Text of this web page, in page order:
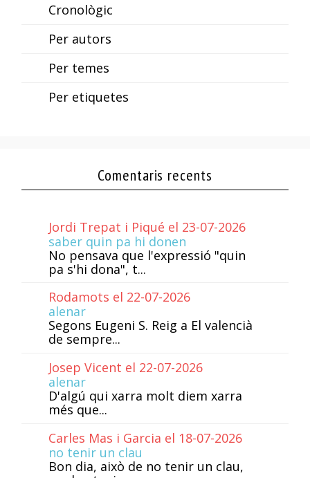
Cronològic
Per autors
Per temes
Per etiquetes
Comentaris recents
Jordi Trepat i Piqué el 23-07-2026
saber quin pa hi donen
No pensava que l'expressió "quin
pa s'hi dona", t...
Rodamots el 22-07-2026
alenar
Segons Eugeni S. Reig a El valencià
de sempre...
Josep Vicent el 22-07-2026
alenar
D'algú qui xarra molt diem xarra
més que...
Carles Mas i Garcia el 18-07-2026
no tenir un clau
Bon dia, això de no tenir un clau,